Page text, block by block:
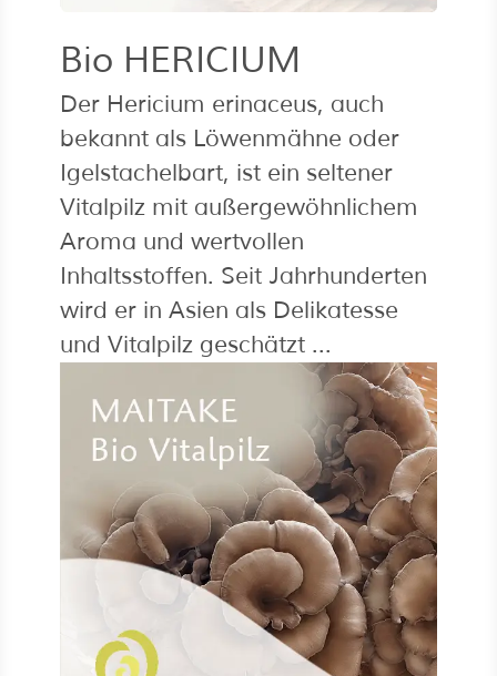
Bio HERICIUM
Der Hericium erinaceus, auch
bekannt als Löwenmähne oder
Igelstachelbart, ist ein seltener
Vitalpilz mit außergewöhnlichem
Aroma und wertvollen
Inhaltsstoffen. Seit Jahrhunderten
wird er in Asien als Delikatesse
und Vitalpilz geschätzt ...